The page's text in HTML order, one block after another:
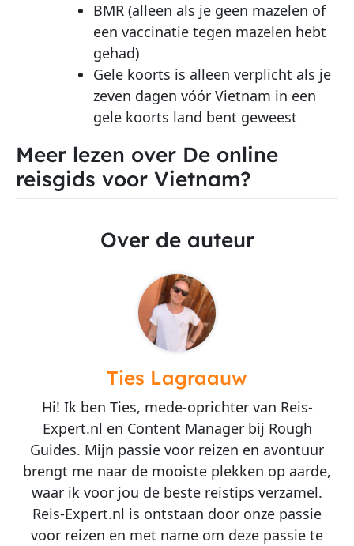
BMR (alleen als je geen mazelen of
een vaccinatie tegen mazelen hebt
gehad)
Gele koorts is alleen verplicht als je
zeven dagen vóór Vietnam in een
gele koorts land bent geweest
Meer lezen over De online
reisgids voor Vietnam?
Over de auteur
Ties Lagraauw
Hi! Ik ben Ties, mede-oprichter van Reis-
Expert.nl en Content Manager bij Rough
Guides. Mijn passie voor reizen en avontuur
brengt me naar de mooiste plekken op aarde,
waar ik voor jou de beste reistips verzamel.
Reis-Expert.nl is ontstaan door onze passie
voor reizen en met name om deze passie te